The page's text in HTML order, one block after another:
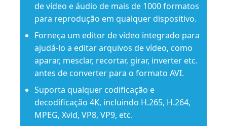
de vídeo e áudio de mais de 1000 formatos
para reprodução em qualquer dispositivo.
Forneça um editor de vídeo integrado para
ajudá-lo a editar arquivos de vídeo, como
aparar, mesclar, recortar, girar, inverter etc.
antes de converter para o formato AVI.
Suporta qualquer codificação e
decodificação 4K, incluindo H.265, H.264,
MPEG, Xvid, VP8, VP9, ​​etc.